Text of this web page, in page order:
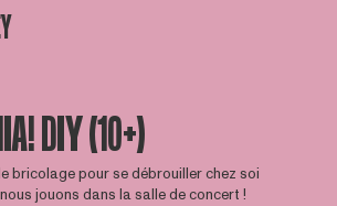
DIY (10+)
bricolage pour se débrouiller chez soi
jouons dans la salle de concert !